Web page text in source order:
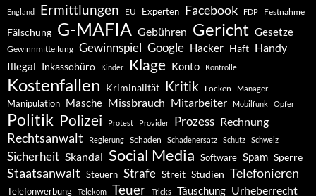
England Ermittlungen EU Experten Facebook FDP Festnahme
Fälschung G-MAFIA Gebühren Gericht Gesetze
Gewinnmitteilung Gewinnspiel Google Hacker Haft Handy
Illegal Inkassobüro Kinder Klage Konto Kontrolle
Kostenfallen Kriminalität Kritik Locken Manager
Manipulation Masche Missbrauch Mitarbeiter Mobilfunk Opfer
Politik Polizei Protest Provider Prozess Rechnung
Rechtsanwalt Regierung Schaden Schadenersatz Schutz Schweiz
Sicherheit Skandal Social Media Software Spam Sperre
Staatsanwalt Steuern Strafe Streit Studien Telefonieren
Telefonwerbung Telekom Teuer Tricks Täuschung Urheberrecht